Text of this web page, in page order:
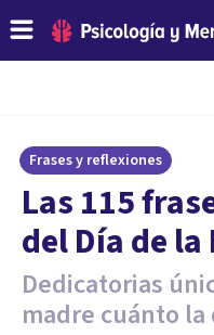
Frases y reflexiones
​Las 115
del Día de la
Dedicatorias
madre cuánto